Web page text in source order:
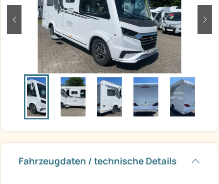
zurück
Fahrzeugdaten / technische Details